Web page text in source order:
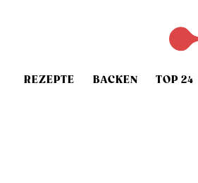
REZEPTE BACKEN TOP 24